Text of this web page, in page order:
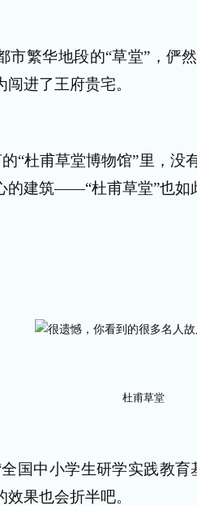
繁华地段的“草堂”，俨然
进了王府贵宅。
杜甫草堂博物馆”里，没
的建筑——“杜甫草堂”也如
杜甫草堂
中小学生研学实践教育
果也会折半吧。